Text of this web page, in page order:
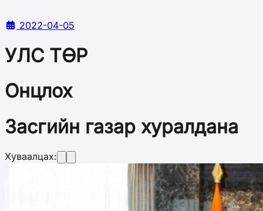
2022-04-05
УЛС ТӨР
Онцлох
Засгийн газар хуралдана
Хуваалцах: